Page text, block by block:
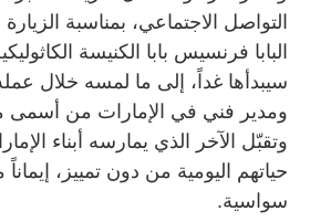
التواصل الاجتماعي، بمناسبة الزيارة
البابا فرنسيس بابا الكنيسة
سيبدأها غداً، إلى ما لمسه خلال
ومدير فني في الإمارات من أسمى
وتقبّل الآخر الذي يمارسه أبناء
حياتهم اليومية من دون تمييز،
سواسية.